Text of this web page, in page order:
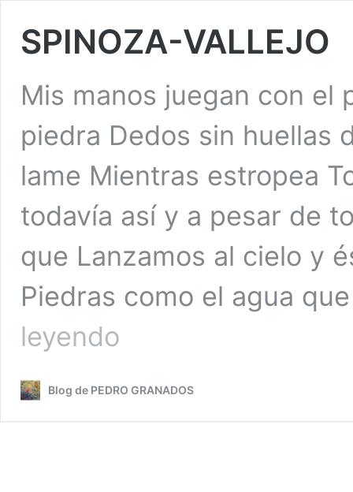
SPINOZA-VALLEJO
Mis manos juegan con el
piedra Dedos sin huellas
lame Mientras estropea
todavía así y a pesar de
que Lanzamos al cielo y
Piedras como el agua
leyendo
Blog de PEDRO GRANADOS